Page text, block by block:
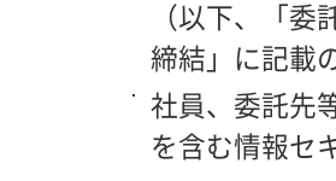
（以下、「
締結」に記載
社員、委託先
を含む情報セ